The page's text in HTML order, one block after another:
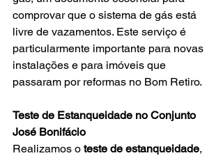
comprovar que o sistema de gás está
livre de vazamentos. Este serviço é
particularmente importante para novas
instalações e para imóveis que
passaram por reformas no Bom Retiro.
Teste de Estanqueidade no Conjunto
José Bonifácio
Realizamos o teste de estanqueidade,